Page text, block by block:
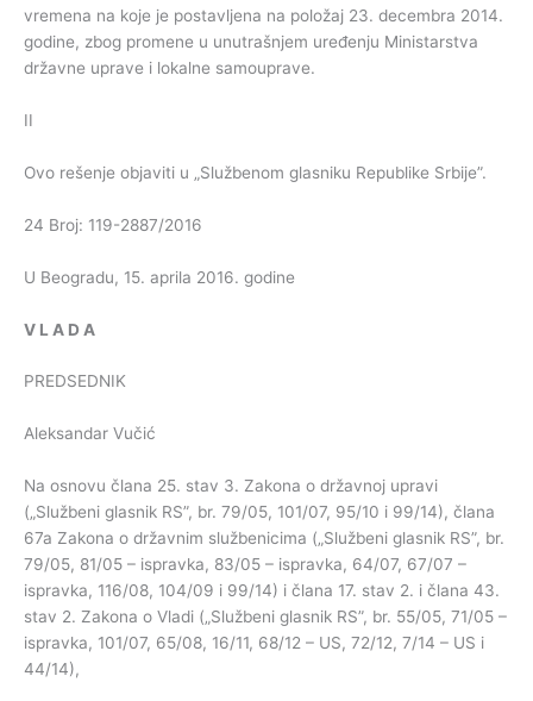
vremena na koje je postavljena na položaj 23. decembra 2014.
godine, zbog promene u unutrašnjem uređenju Ministarstva
državne uprave i lokalne samouprave.
II
Ovo rešenje objaviti u „Službenom glasniku Republike Srbije”.
24 Broj: 119-2887/2016
U Beogradu, 15. aprila 2016. godine
V L A D A
PREDSEDNIK
Aleksandar Vučić
Na osnovu člana 25. stav 3. Zakona o državnoj upravi
(„Službeni glasnik RS”, br. 79/05, 101/07, 95/10 i 99/14), člana
67a Zakona o državnim službenicima („Službeni glasnik RS”, br.
79/05, 81/05 – ispravka, 83/05 – ispravka, 64/07, 67/07 –
ispravka, 116/08, 104/09 i 99/14) i člana 17. stav 2. i člana 43.
stav 2. Zakona o Vladi („Službeni glasnik RS”, br. 55/05, 71/05 –
ispravka, 101/07, 65/08, 16/11, 68/12 – US, 72/12, 7/14 – US i
44/14),